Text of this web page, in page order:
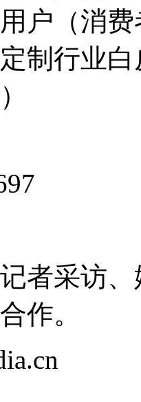
户（消
制行业
者采访
作。